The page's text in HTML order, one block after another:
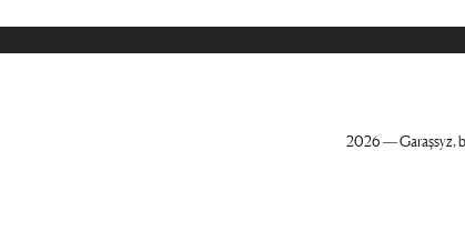
2026 — Garaşsyz,